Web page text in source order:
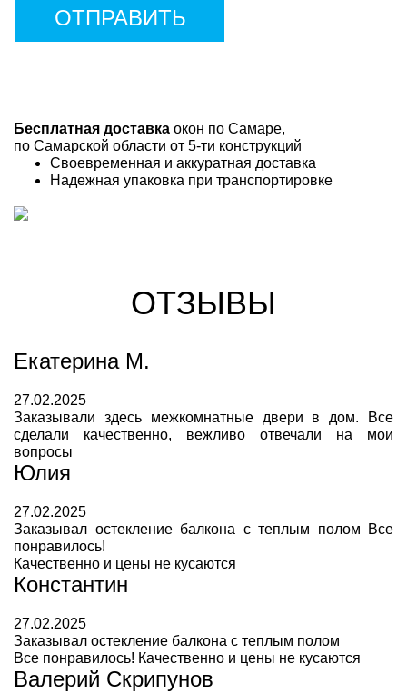
ОТПРАВИТЬ
Бесплатная доставка окон по Самаре,
по Самарской области от 5-ти конструкций
Своевременная и аккуратная доставка
Надежная упаковка при транспортировке
ОТЗЫВЫ
Екатерина М.
27.02.2025
Заказывали здесь межкомнатные двери в дом. Все
сделали качественно, вежливо отвечали на мои
вопросы
Юлия
27.02.2025
Заказывал остекление балкона с теплым полом Все
понравилось!
Качественно и цены не кусаются
Константин
27.02.2025
Заказывал остекление балкона с теплым полом
Все понравилось! Качественно и цены не кусаются
Валерий Скрипунов